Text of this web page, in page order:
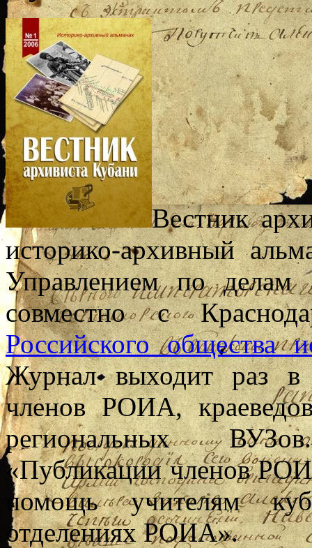
Вестник
историко-архивный
Управлением по делам
совместно с
Российского общества
Журнал выходит раз в
членов РОИА,
региональных
«Публикации членов
помощь учителям
отделениях РОИА».